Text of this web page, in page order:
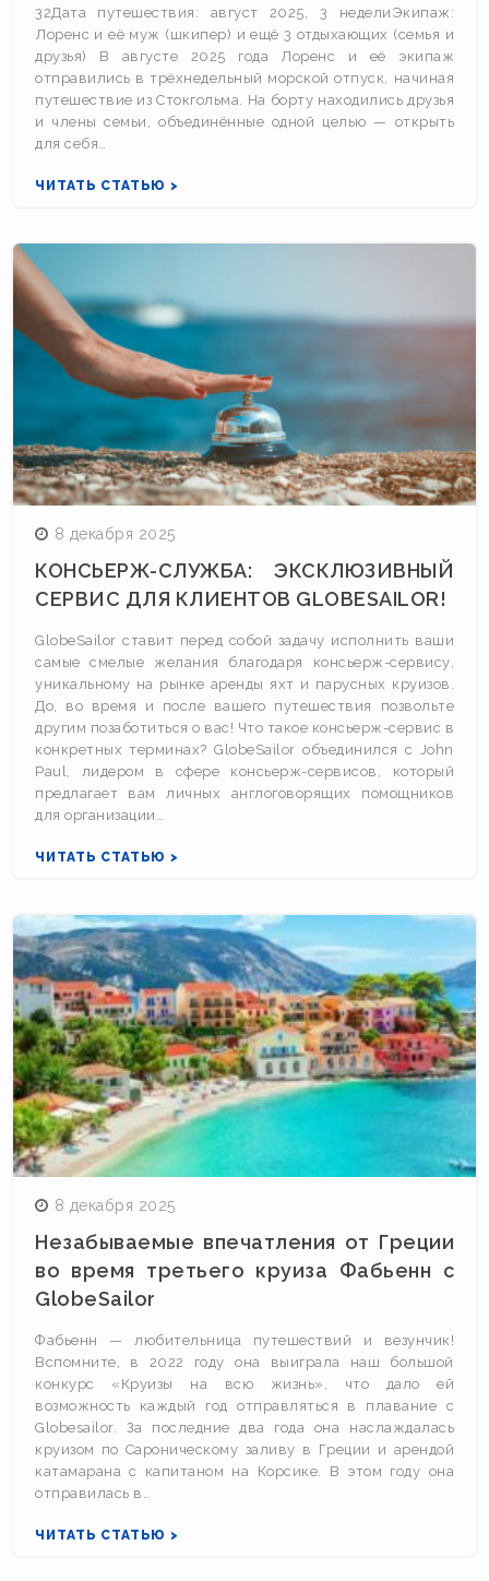
32Дата путешествия: август 2025, 3 неделиЭкипаж:
Лоренс и её муж (шкипер) и ещё 3 отдыхающих (семья и
друзья) В августе 2025 года Лоренс и её экипаж
отправились в трёхнедельный морской отпуск, начиная
путешествие из Стокгольма. На борту находились друзья
и члены семьи, объединённые одной целью — открыть
для себя…
ЧИТАТЬ СТАТЬЮ >
8 декабря 2025
КОНСЬЕРЖ-СЛУЖБА: ЭКСКЛЮЗИВНЫЙ
СЕРВИС ДЛЯ КЛИЕНТОВ GLOBESAILOR!
GlobeSailor ставит перед собой задачу исполнить ваши
самые смелые желания благодаря консьерж-сервису,
уникальному на рынке аренды яхт и парусных круизов.
До, во время и после вашего путешествия позвольте
другим позаботиться о вас! Что такое консьерж-сервис в
конкретных терминах? GlobeSailor объединился с John
Paul, лидером в сфере консьерж-сервисов, который
предлагает вам личных англоговорящих помощников
для организации…
ЧИТАТЬ СТАТЬЮ >
8 декабря 2025
Незабываемые впечатления от Греции
во время третьего круиза Фабьенн с
GlobeSailor
Фабьенн — любительница путешествий и везунчик!
Вспомните, в 2022 году она выиграла наш большой
конкурс «Круизы на всю жизнь», что дало ей
возможность каждый год отправляться в плавание с
Globesailor. За последние два года она наслаждалась
круизом по Сароническому заливу в Греции и арендой
катамарана с капитаном на Корсике. В этом году она
отправилась в…
ЧИТАТЬ СТАТЬЮ >